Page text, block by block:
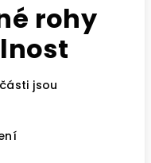
rohy
jsou